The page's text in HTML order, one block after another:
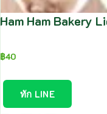
Ham Ham Bakery
฿40
ทัก LINE